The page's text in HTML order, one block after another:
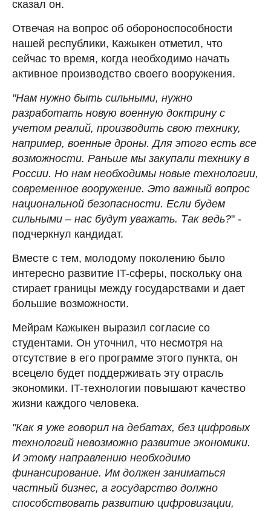
сказал он.
Отвечая на вопрос об обороноспособности
нашей республики, Кажыкен отметил, что
сейчас то время, когда необходимо начать
активное производство своего вооружения.
"Нам нужно быть сильными, нужно
разработать новую военную доктрину с
учетом реалий, производить свою технику,
например, военные дроны. Для этого есть все
возможности. Раньше мы закупали технику в
России. Но нам необходимы новые технологии,
современное вооружение. Это важный вопрос
национальной безопасности. Если будем
сильными – нас будут уважать. Так ведь?" -
подчеркнул кандидат.
Вместе с тем, молодому поколению было
интересно развитие IT-сферы, поскольку она
стирает границы между государствами и дает
большие возможности.
Мейрам Кажыкен выразил согласие со
студентами. Он уточнил, что несмотря на
отсутствие в его программе этого пункта, он
всецело будет поддерживать эту отрасль
экономики. IT-технологии повышают качество
жизни каждого человека.
"Как я уже говорил на дебатах, без цифровых
технологий невозможно развитие экономики.
И этому направлению необходимо
финансирование. Им должен заниматься
частный бизнес, а государство должно
способствовать развитию цифровизации,